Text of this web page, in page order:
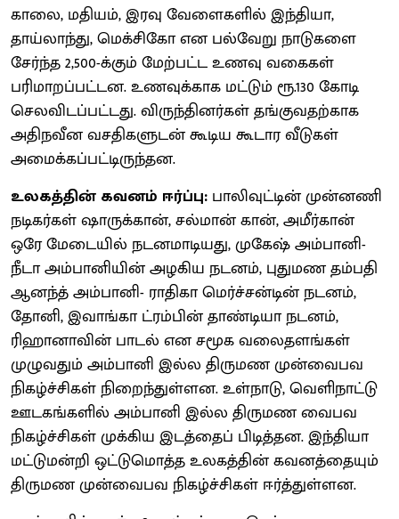
காலை, மதியம், இரவு வேளைகளில் இந்தியா,
தாய்லாந்து, மெக்சிகோ என பல்வேறு நாடுகளை
சேர்ந்த 2,500-க்கும் மேற்பட்ட உணவு வகைகள்
பரிமாறப்பட்டன. உணவுக்காக மட்டும் ரூ.130 கோடி
செலவிடப்பட்டது. விருந்தினர்கள் தங்குவதற்காக
அதிநவீன வசதிகளுடன் கூடிய கூடார வீடுகள்
அமைக்கப்பட்டிருந்தன.
உலகத்தின் கவனம் ஈர்ப்பு: பாலிவுட்டின் முன்னணி
நடிகர்கள் ஷாருக்கான், சல்மான் கான், அமீர்கான்
ஒரே மேடையில் நடனமாடியது, முகேஷ் அம்பானி-
நீடா அம்பானியின் அழகிய நடனம், புதுமண தம்பதி
ஆனந்த் அம்பானி- ராதிகா மெர்ச்சன்டின் நடனம்,
தோனி, இவாங்கா ட்ரம்பின் தாண்டியா நடனம்,
ரிஹானாவின் பாடல் என சமூக வலைதளங்கள்
முழுவதும் அம்பானி இல்ல திருமண முன்வைபவ
நிகழ்ச்சிகள் நிறைந்துள்ளன. உள்நாடு, வெளிநாட்டு
ஊடகங்களில் அம்பானி இல்ல திருமண வைபவ
நிகழ்ச்சிகள் முக்கிய இடத்தைப் பிடித்தன. இந்தியா
மட்டுமன்றி ஒட்டுமொத்த உலகத்தின் கவனத்தையும்
திருமண முன்வைபவ நிகழ்ச்சிகள் ஈர்த்துள்ளன.